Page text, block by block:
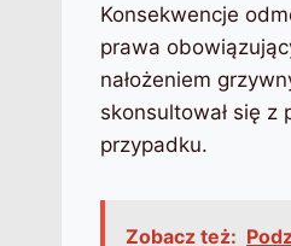
Konsekwencje
prawa
nałożeniem
skonsultował się
przypadku.
Zobacz też: